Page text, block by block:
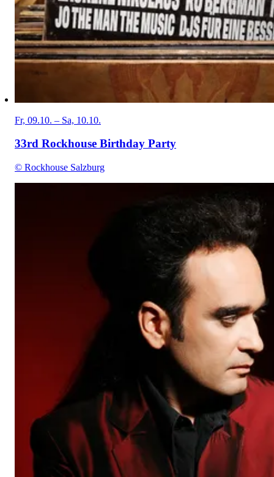
Fr, 09.10. – Sa, 10.10.
33rd Rockhouse Birthday Party
© Rockhouse Salzburg